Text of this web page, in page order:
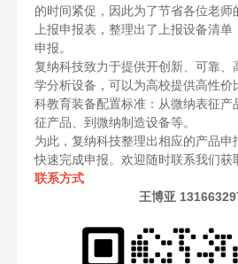
的时间紧促，因此为了节省各位老师
上报申报表，整理出了上报设备清
申报。
复纳科技致力于提供开创新、可靠、
学分析设备，可以为高校提供高性价
科教育装备配置标准：从微纳表征产
征产品、到微纳制造设备等。
为此，复纳科技整理出相应的产品申
快速完成申报。欢迎随时联系我们获
联系方式
王博亚